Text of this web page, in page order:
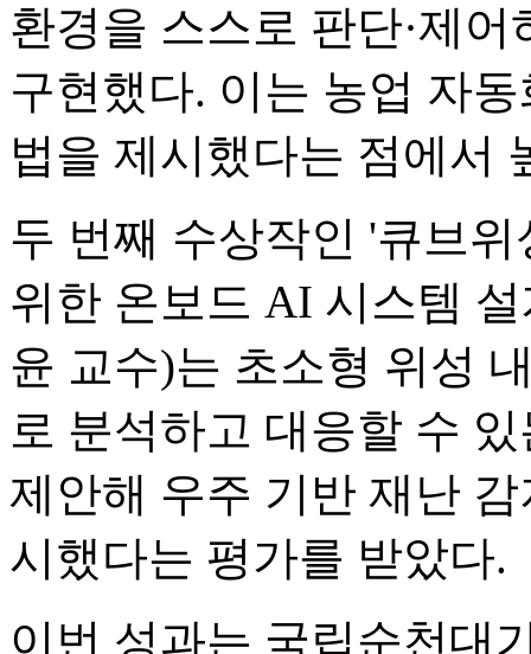
환경을 스스로 판단·제
구현했다. 이는 농업 자
법을 제시했다는 점에서
두 번째 수상작인 '큐브
위한 온보드 AI 시스템 설
윤 교수)는 초소형 위성
로 분석하고 대응할 수
제안해 우주 기반 재난
시했다는 평가를 받았다.
이번 성과는 국립순천대